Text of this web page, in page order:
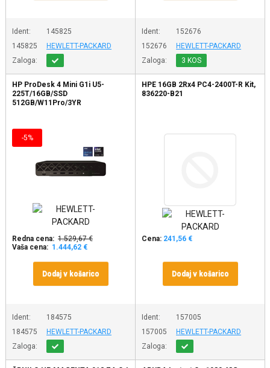
Ident:
145825
145825
HEWLETT-PACKARD
Zaloga:
Ident:
152676
152676
HEWLETT-PACKARD
Zaloga:
3 KOS
HP ProDesk 4 Mini G1i U5-
225T/16GB/SSD
512GB/W11Pro/3YR
-5%
Redna cena: 1.529,67 €
Vaša cena: 1.444,62 €
Dodaj v košarico
Ident:
184575
184575
HEWLETT-PACKARD
Zaloga:
HPE 16GB 2Rx4 PC4-2400T-R Kit,
836220-B21
Cena: 241,56 €
Dodaj v košarico
Ident:
157005
157005
HEWLETT-PACKARD
Zaloga: